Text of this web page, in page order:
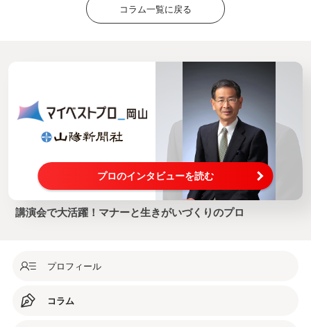
コラム一覧に戻る
プロのインタビューを読む
講演会で大活躍！マナーと生きがいづくりのプロ
プロフィール
コラム